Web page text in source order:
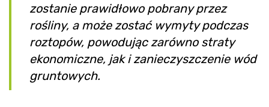
zostanie prawidłowo pobrany przez
rośliny, a może zostać wymyty podczas
roztopów, powodując zarówno straty
ekonomiczne, jak i zanieczyszczenie wód
gruntowych.